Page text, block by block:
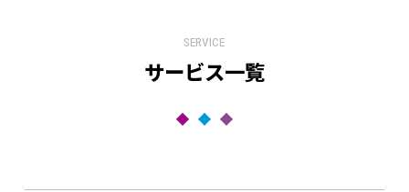
SERVICE
サービス一覧